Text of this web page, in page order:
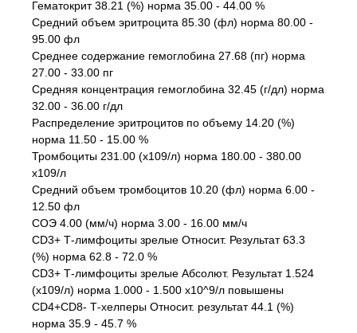
Гематокрит 38.21 (%) норма 35.00 - 44.00 %
Средний объем эритроцита 85.30 (фл) норма 80.00 -
95.00 фл
Среднее содержание гемоглобина 27.68 (пг) норма
27.00 - 33.00 пг
Средняя концентрация гемоглобина 32.45 (г/дл) норма
32.00 - 36.00 г/дл
Распределение эритроцитов по объему 14.20 (%)
норма 11.50 - 15.00 %
Тромбоциты 231.00 (x109/л) норма 180.00 - 380.00
x109/л
Средний объем тромбоцитов 10.20 (фл) норма 6.00 -
12.50 фл
СОЭ 4.00 (мм/ч) норма 3.00 - 16.00 мм/ч
CD3+ Т-лимфоциты зрелые Относит. Результат 63.3
(%) норма 62.8 - 72.0 %
CD3+ Т-лимфоциты зрелые Абсолют. Результат 1.524
(x109/л) норма 1.000 - 1.500 x10^9/л повышены
CD4+CD8- Т-хелперы Относит. результат 44.1 (%)
норма 35.9 - 45.7 %